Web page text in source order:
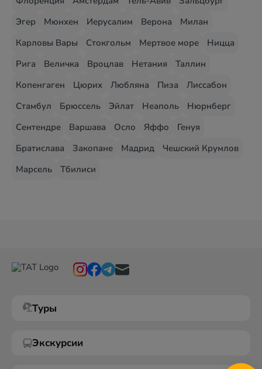
Эгер
Мюнхен Иерусалим Верона
Милан
Карловы Вары
Стокгольм Мертвое море
Ницца
Рига
Величка Вроцлав Нетания
Таллин
Копенгаген
Цюрих Любляна Пиза
Лиссабон
Стамбул
Брюссель Эйлат Неаполь
Нюрнберг
Сентендре
Варшава Осло Яффо
Генуя
Братислава
Закопане Мадрид
Чешский Крумлов
Марсель
Тбилиси
Туры
Экскурсии